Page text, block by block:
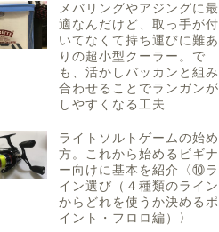
メバリングやアジングに最
適なんだけど、取っ手が付
いてなくて持ち運びに難あ
りの超小型クーラー。で
も、活かしバッカンと組み
合わせることでランガンが
しやすくなる工夫
ライトソルトゲームの始め
方。これから始めるビギナ
ー向けに基本を紹介〈⑩ラ
イン選び（４種類のライン
からどれを使うか決めるポ
イント・フロロ編）〉